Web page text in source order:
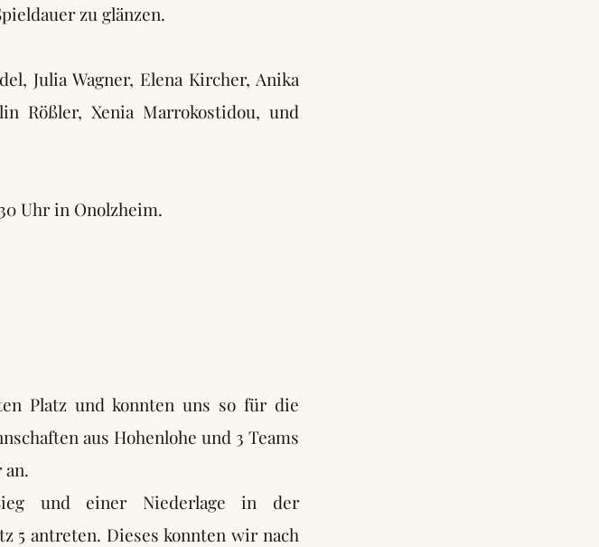
zu glänzen.
Julia Wagner, Elena Kircher, Anika
Rößler, Xenia Marrokostidou, und
Uhr in Onolzheim.
Platz und konnten uns so für die
aus Hohenlohe und 3 Teams
und einer Niederlage in der
5 antreten. Dieses konnten wir nach